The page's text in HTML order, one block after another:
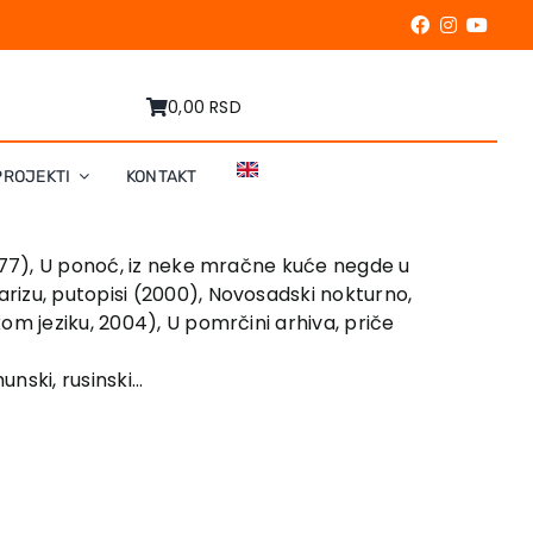
0,00 RSD
KONTAKT
U ponoć, iz neke mračne kuće negde u
putopisi (2000), Novosadski nokturno,
jeziku, 2004), U pomrčini arhiva, priče
rusinski…